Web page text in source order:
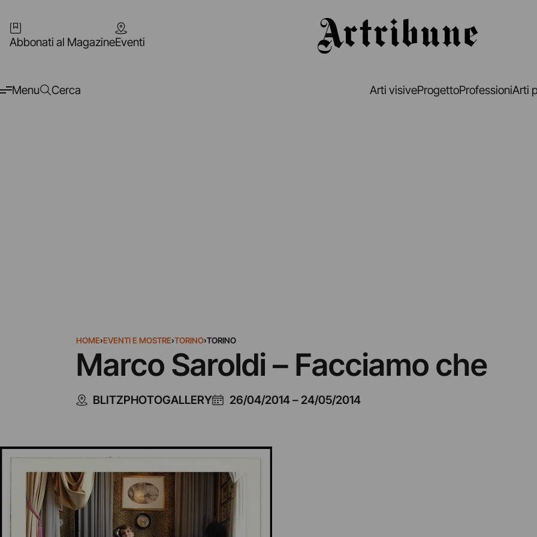
Abbonati al MagazineEventi
Menu Cerca Arti visiveProgettoProfessioniArti
HOME›EVENTI E MOSTRE›TORINO›TORINO
Marco Saroldi – Facciamo che
BLITZPHOTOGALLERY 26/04/2014– 24/05/2014